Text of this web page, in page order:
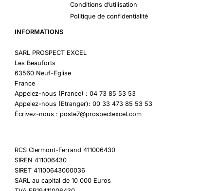
Conditions d’utilisation
Politique de confidentialité
INFORMATIONS
SARL PROSPECT EXCEL
Les Beauforts
63560 Neuf-Eglise
France
Appelez-nous (France) : 04 73 85 53 53
Appelez-nous (Etranger): 00 33 473 85 53 53
Écrivez-nous : poste7@prospectexcel.com
RCS Clermont-Ferrand 411006430
SIREN 411006430
SIRET 41100643000036
SARL au capital de 10 000 Euros